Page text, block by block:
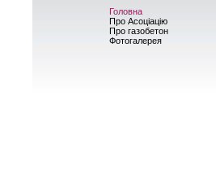
Головна
Про Асоціацію
Про газобетон
Фотогалерея